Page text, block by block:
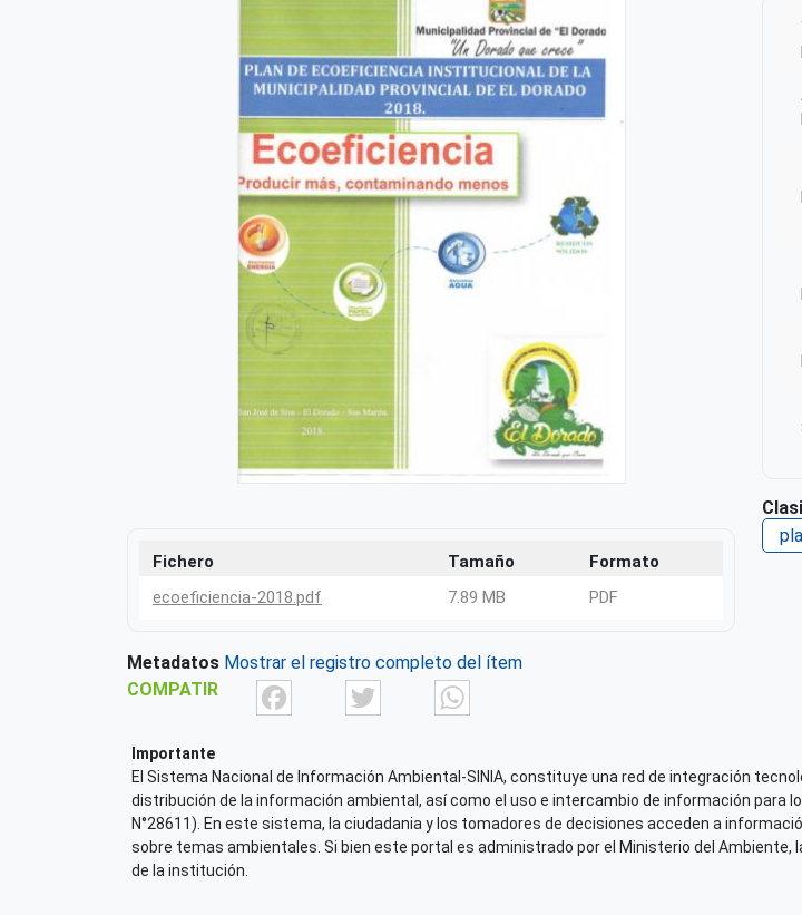
Fichero Tamaño
Formato
ecoeficiencia-2018.pdf
7.89 MB PDF
Metadatos Mostrar el registro completo del ítem
COMPATIR
FacebookTwitter
Importante
El Sistema Nacional de Información Ambiental-SINIA, constituye una red de integración
distribución de la información ambiental, así como el uso e intercambio de información para
N°28611). En este sistema, la ciudadania y los tomadores de decisiones acceden a
sobre temas ambientales. Si bien este portal es administrado por el Ministerio del
de la institución.